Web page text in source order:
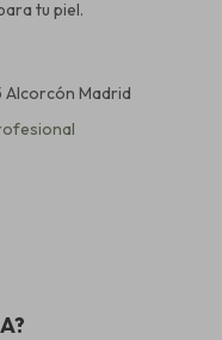
tu piel.
Alcorcón Madrid